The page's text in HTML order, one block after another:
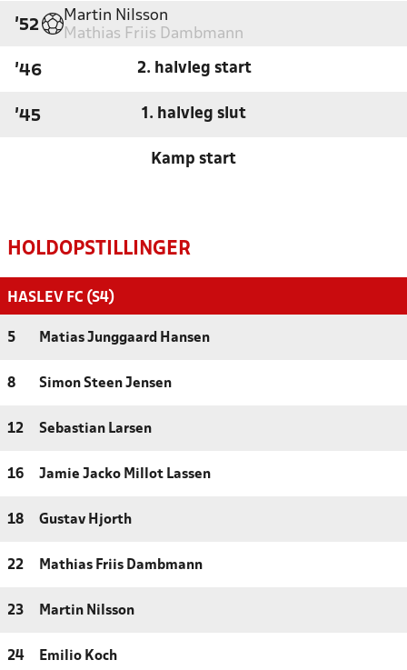
'52
Martin Nilsson
Mathias Friis Dambmann
'46 2. halvleg start
'45 1. halvleg slut
Kamp start
HOLDOPSTILLINGER
HASLEV FC (S4)
5 Matias Junggaard Hansen
8 Simon Steen Jensen
12 Sebastian Larsen
16 Jamie Jacko Millot Lassen
18 Gustav Hjorth
22 Mathias Friis Dambmann
23 Martin Nilsson
24 Emilio Koch